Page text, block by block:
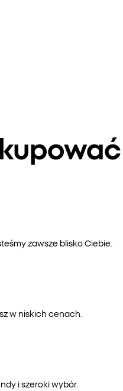
zawsze blisko Ciebie.
w niskich cenach.
i szeroki wybór.